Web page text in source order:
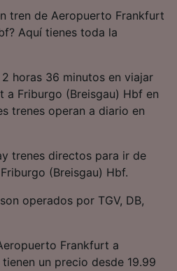
tren de Aeropuerto Frankfurt
Aquí tienes toda la
horas 36 minutos en viajar
a Friburgo (Breisgau) Hbf en
trenes operan a diario en
trenes directos para ir de
(Breisgau) Hbf.
operados por TGV, DB,
Frankfurt a
un precio desde 19.99
las
para su
la información en un
a ella. Publicidad y
investigación de
de servicios.